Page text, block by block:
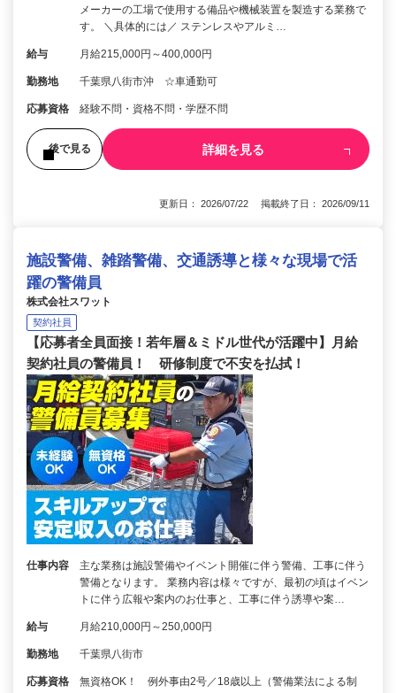
メーカーの工場で使用する備品や機械装置を製造する業務で
す。 ＼具体的には／ ステンレスやアルミ…
給与 月給215,000円～400,000円
勤務地 千葉県八街市沖 ☆車通勤可
応募資格 経験不問・資格不問・学歴不問
後で見る 詳細を見る
更新日： 2026/07/22 掲載終了日： 2026/09/11
施設警備、雑踏警備、交通誘導と様々な現場で活
躍の警備員
株式会社スワット
契約社員
【応募者全員面接！若年層＆ミドル世代が活躍中】月給
契約社員の警備員！ 研修制度で不安を払拭！
仕事内容
主な業務は施設警備やイベント開催に伴う警備、工事に伴う
警備となります。 業務内容は様々ですが、最初の頃はイベン
トに伴う広報や案内のお仕事と、工事に伴う誘導や案…
給与 月給210,000円～250,000円
勤務地 千葉県八街市
応募資格
無資格OK！ 例外事由2号／18歳以上（警備業法による制